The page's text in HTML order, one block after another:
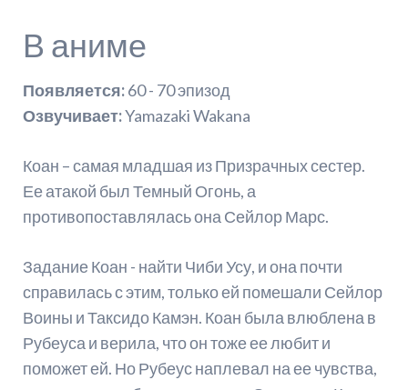
В аниме
Появляется:60 - 70 эпизод
Озвучивает:Yamazaki Wakana
Коан – самая младшая из Призрачных сестер.
Ее атакой был Темный Огонь, а
противопоставлялась она Сейлор Марс.
Задание Коан - найти Чиби Усу, и она почти
справилась с этим, только ей помешали Сейлор
Воины и Таксидо Камэн. Коан была влюблена в
Рубеуса и верила, что он тоже ее любит и
поможет ей. Но Рубеус наплевал на ее чувства,